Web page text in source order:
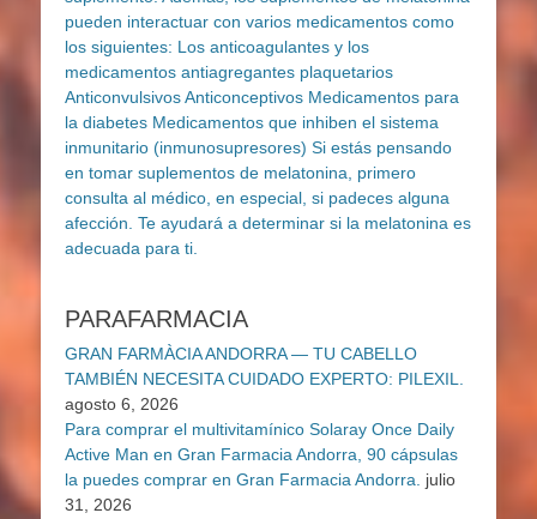
PARAFARMACIA
GRAN FARMÀCIA ANDORRA — TU CABELLO
TAMBIÉN NECESITA CUIDADO EXPERTO: PILEXIL.
agosto 6, 2026
Para comprar el multivitamínico Solaray Once Daily
Active Man en Gran Farmacia Andorra, 90 cápsulas
la puedes comprar en Gran Farmacia Andorra. julio
31, 2026